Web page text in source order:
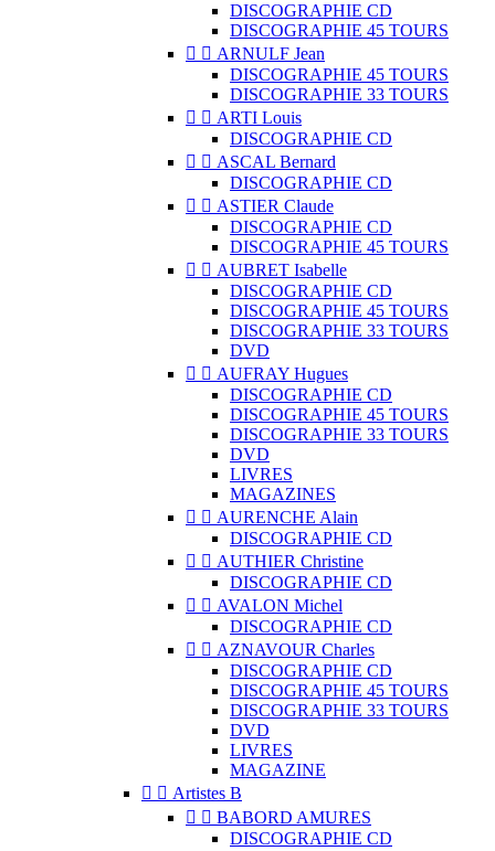
DISCOGRAPHIE CD
DISCOGRAPHIE 45 TOURS
  ARNULF Jean
DISCOGRAPHIE 45 TOURS
DISCOGRAPHIE 33 TOURS
  ARTI Louis
DISCOGRAPHIE CD
  ASCAL Bernard
DISCOGRAPHIE CD
  ASTIER Claude
DISCOGRAPHIE CD
DISCOGRAPHIE 45 TOURS
  AUBRET Isabelle
DISCOGRAPHIE CD
DISCOGRAPHIE 45 TOURS
DISCOGRAPHIE 33 TOURS
DVD
  AUFRAY Hugues
DISCOGRAPHIE CD
DISCOGRAPHIE 45 TOURS
DISCOGRAPHIE 33 TOURS
DVD
LIVRES
MAGAZINES
  AURENCHE Alain
DISCOGRAPHIE CD
  AUTHIER Christine
DISCOGRAPHIE CD
  AVALON Michel
DISCOGRAPHIE CD
  AZNAVOUR Charles
DISCOGRAPHIE CD
DISCOGRAPHIE 45 TOURS
DISCOGRAPHIE 33 TOURS
DVD
LIVRES
MAGAZINE
  Artistes B
  BABORD AMURES
DISCOGRAPHIE CD